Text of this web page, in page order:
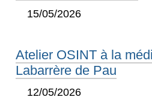
15/05/2026
Atelier OSINT à la
Labarrère de Pau
12/05/2026